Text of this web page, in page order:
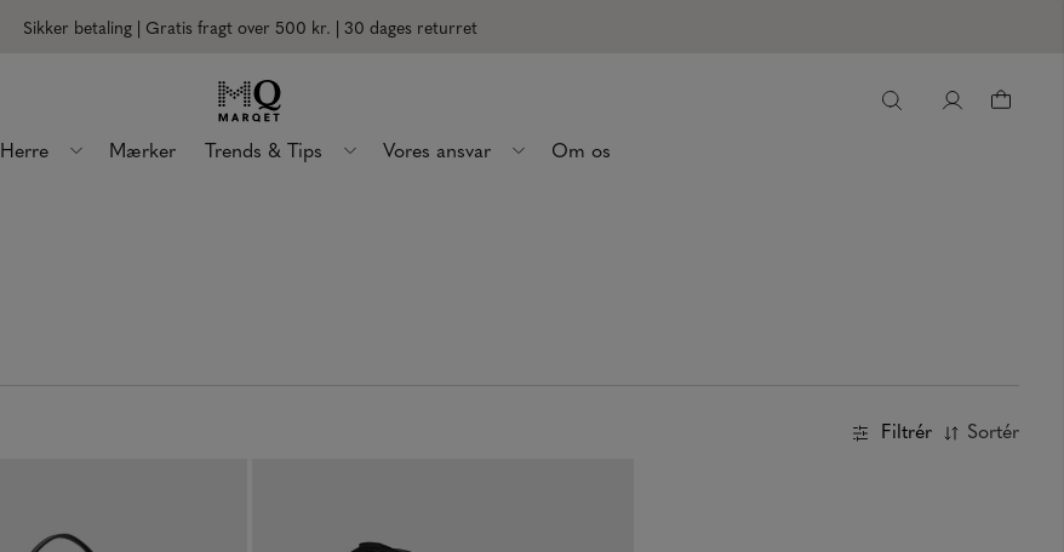
Sikker betaling | Gratis fragt over 500 kr. | 30 dages returret
Herre Mærker Trends & Tips Vores ansvar Om os
Filtrér Sortér